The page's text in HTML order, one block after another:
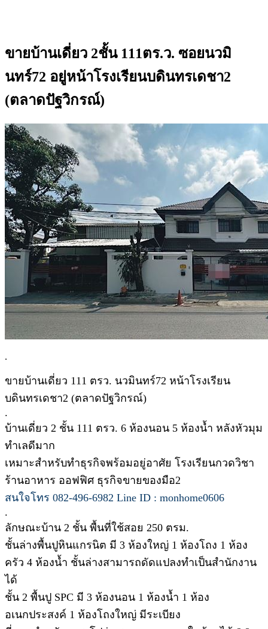
ขายบ้านเดี่ยว 2ชั้น 111ตร.ว. ซอยนวมิ
นทร์72 อยู่หน้าโรงเรียนบดินทรเดชา2
(ตลาดปัฐวิกรณ์)
.
ขายบ้านเดี่ยว 111 ตรว. นวมินทร์72 หน้าโรงเรียน
บดินทรเดชา2 (ตลาดปัฐวิกรณ์)
.
บ้านเดี่ยว 2 ชั้น 111 ตรว. 6 ห้องนอน 5 ห้องน้ำ หลังหัวมุม
ทำเลดีมาก
เหมาะสำหรับทำธุรกิจพร้อมอยู่อาศัย โรงเรียนกวดวิชา
ร้านอาหาร ออฟฟิศ ธุรกิจขายของมือ2
สนใจโทร 082-496-6982 Line ID : monhome0606
.
ลักษณะบ้าน 2 ชั้น พื้นที่ใช้สอย 250 ตรม.
ชั้นล่างพื้นปูหินแกรนิต มี 3 ห้องใหญ่ 1 ห้องโถง 1 ห้อง
ครัว 4 ห้องน้ำ ชั้นล่างสามารถดัดแปลงทำเป็นสำนักงาน
ได้
ชั้น 2 พื้นปู SPC มี 3 ห้องนอน 1 ห้องน้ำ 1 ห้อง
อเนกประสงค์ 1 ห้องโถงใหญ่ มีระเบียง